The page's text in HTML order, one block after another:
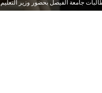
جامعة الفيصل بحضور وزير التعليم